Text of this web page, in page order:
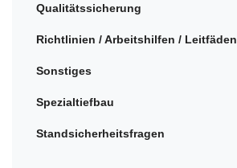
Qualitätssicherung
Richtlinien / Arbeitshilfen / Leitfäden
Sonstiges
Spezialtiefbau
Standsicherheitsfragen